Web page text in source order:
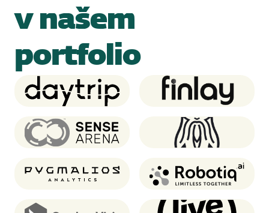
v našem
portfolio
Daytrip Finlay
Sense Arena Oddin.gg
Pygmalios analytics Robotiq